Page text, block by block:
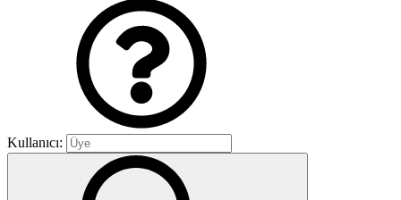
Kullanıcı: